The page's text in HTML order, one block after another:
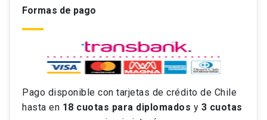
Formas de pago
Pago disponible con tarjetas de crédito de Chile
hasta en 18 cuotas para diplomados y 3 cuotas